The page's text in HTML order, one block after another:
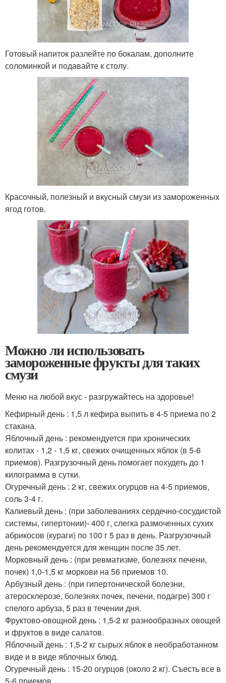
Готовый напиток разлейте по бокалам, дополните
соломинкой и подавайте к столу.
Красочный, полезный и вкусный смузи из замороженных
ягод готов.
Можно ли использовать
замороженные фрукты для таких
смузи
Меню на любой вкус - разгружайтесь на здоровье!
Кефирный день : 1,5 л кефира выпить в 4-5 приема по 2
стакана.
Яблочный день : рекомендуется при хронических
колитах - 1,2 - 1,5 кг, свежих очищенных яблок (в 5-6
приемов). Разгрузочный день помогает похудеть до 1
килограмма в сутки.
Огуречный день : 2 кг, свежих огурцов на 4-5 приемов,
соль 3-4 г.
Калиевый день : (при заболеваниях сердечно-сосудистой
системы, гипертонии)- 400 г, слегка размоченных сухих
абрикосов (кураги) по 100 г 5 раз в день. Разгрузочный
день рекомендуется для женщин после 35 лет.
Морковный день : (при ревматизме, болезнях печени,
почек) 1,0-1,5 кг моркови на 56 приемов 10.
Арбузный день : (при гипертонической болезни,
атеросклерозе, болезнях почек, печени, подагре) 300 г
спелого арбуза, 5 раз в течении дня.
Фруктово-овощной день : 1,5-2 кг разнообразных овощей
и фруктов в виде салатов.
Яблочный день : 1,5-2 кг сырых яблок в необработанном
виде и в виде яблочных блюд.
Огуречный день : 15-20 огурцов (около 2 кг). Съесть все в